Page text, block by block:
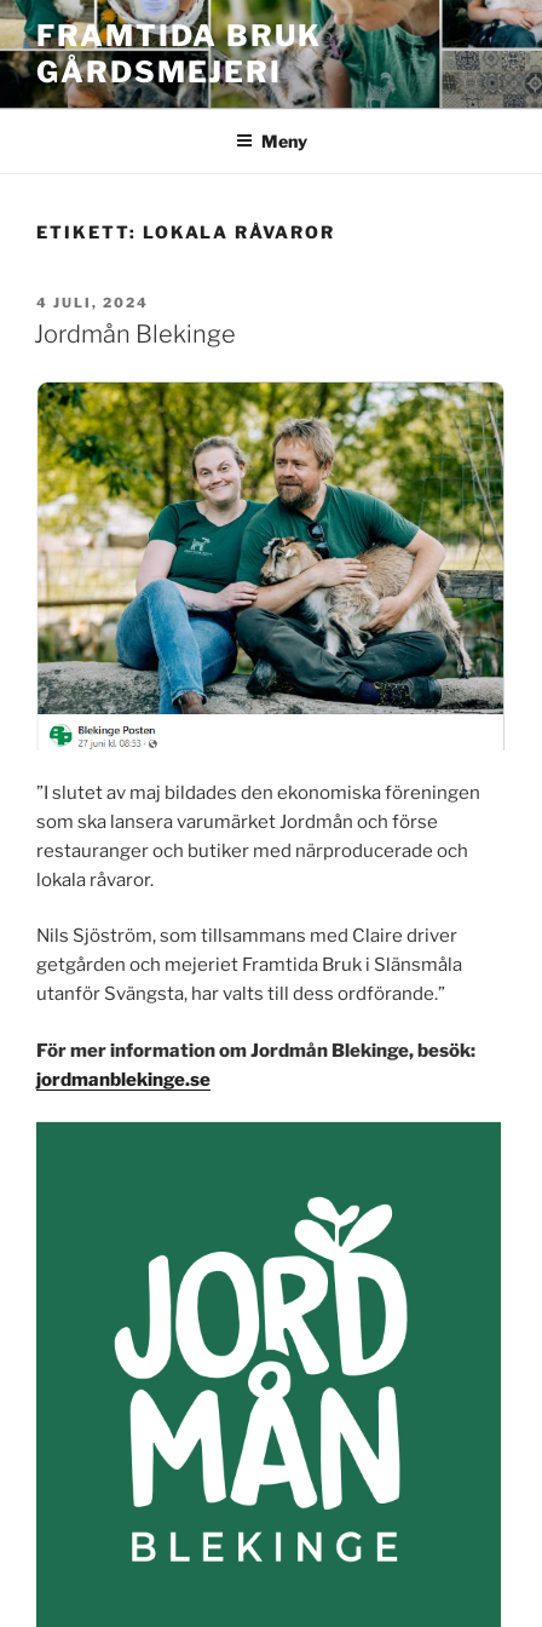
Hoppa
till
innehåll
FRAMTIDA BRUK
GÅRDSMEJERI
Meny
ETIKETT: LOKALA RÅVAROR
PUBLICERAT
4 JULI, 2024
Jordmån Blekinge
”I slutet av maj bildades den ekonomiska föreningen
som ska lansera varumärket Jordmån och förse
restauranger och butiker med närproducerade och
lokala råvaror.
Nils Sjöström, som tillsammans med Claire driver
getgården och mejeriet Framtida Bruk i Slänsmåla
utanför Svängsta, har valts till dess ordförande.”
För mer information om Jordmån Blekinge, besök:
jordmanblekinge.se